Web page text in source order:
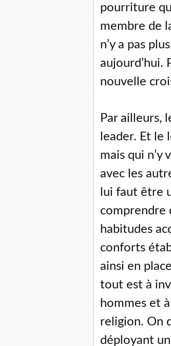
pourriture
membre de
n’y a pas
aujourd’hui.
nouvelle
Par ailleurs,
leader. Et le
mais qui n’y
avec les
lui faut être
comprendre
habitudes
conforts
ainsi en
tout est à
hommes et
religion. On
déployant